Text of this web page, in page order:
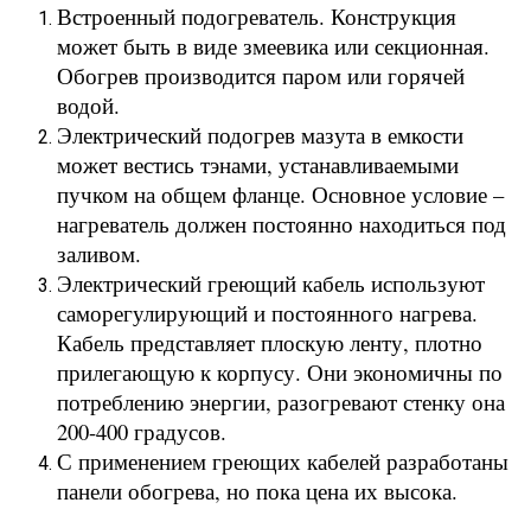
Встроенный подогреватель. Конструкция
может быть в виде змеевика или секционная.
Обогрев производится паром или горячей
водой.
Электрический подогрев мазута в емкости
может вестись тэнами, устанавливаемыми
пучком на общем фланце. Основное условие –
нагреватель должен постоянно находиться под
заливом.
Электрический греющий кабель используют
саморегулирующий и постоянного нагрева.
Кабель представляет плоскую ленту, плотно
прилегающую к корпусу. Они экономичны по
потреблению энергии, разогревают стенку она
200-400 градусов.
С применением греющих кабелей разработаны
панели обогрева, но пока цена их высока.